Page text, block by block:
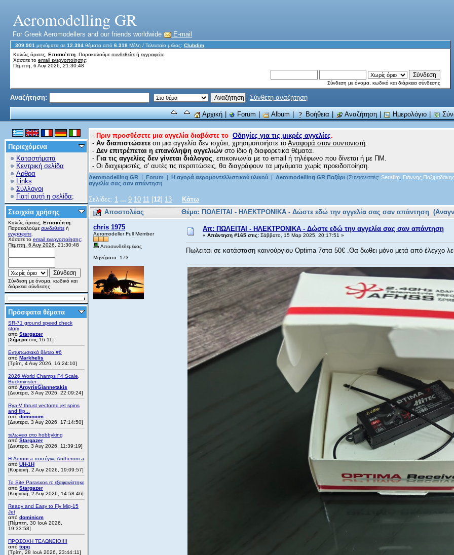
Aeromodelling GR
For Greek Aeromodellers and our friends worldwide E-mail
309.901 μηνύματα σε 12.394 θέματα από 6.318 Μέλη / Τελευταίο μέλος: Clubdim
Καλώς όρισες, Επισκέπτη . Παρακαλούμε συνδεθείτε ή εγγραφείτε
Χάσατε το email ενεργοποίησης;
Πέμπτη, 6 Αυγ 2026, 21:30:48
Σύνδεση με όνομα, κωδικό και διάρκεια σύνδεσης
Αναζήτηση: Σύνθετη αναζήτηση
Αρχική| Forum| Album| Βοήθεια| Αναζήτηση| Ημερολόγιο|
Περιεχόμενα
Καταστήματα
Κεντρική σελίδα
Αρθρα
Links
Σύλλογοι
Γιατί αυτή η σελίδα;
Στοιχεία χρήσης
Καλώς όρισες, Επισκέπτη
Παρακαλούμε συνδεθείτε ή
εγγραφείτε
Χάσατε το email ενεργοποίησης;
Πέμπτη, 6 Αυγ 2026, 21:30:48
Σύνδεση με όνομα, κωδικό και
διάρκεια σύνδεσης
Πρόσφατα θέματα
SR-71 ground speed check
story
από Stargazer
[Σήμερα στις 16:11]
Εντυπωσιακά βίντεο #6
από Markhelis
[Τρίτη, 4 Αυγ 2026, 16:24:10]
2026 World Champs F4 Scale,
Buckminster ...
από ArgyrisGiannetakis
[Δευτέρα, 3 Αυγ 2026, 22:09:24]
Rya-V thrust vectored jet spins
and flip...
από dominicm
[Δευτέρα, 3 Αυγ 2026, 17:14:50]
τελωνειο στο hobbyking
από Stargazer
[Δευτέρα, 3 Αυγ 2026, 11:39:19]
Η Aeronca που έγινε Antheronca
από UH-1H
[Κυριακή, 2 Αυγ 2026, 19:09:57]
Το Site Parasxos rc εξαφανίστηκε
από Stargazer
[Κυριακή, 2 Αυγ 2026, 14:58:46]
Ready and Easy to Fly Mig-15
Jet
από dominicm
[Πέμπτη, 30 Ιουλ 2026,
19:33:58]
ΠΡΟΣΟΧΗ ΤΕΛΩΝΕΙΟ!!!!
από topg
[Τρίτη, 28 Ιουλ 2026, 23:44:11]
- Πριν προσθέσετε μια αγγελία διαβάστε το Οδηγίες για τις μικρές αγγελίες.
- Αν διαπιστώσετε οτι μια αγγελία δεν ισχύει, χρησιμοποιήστε το Αναφορά στον συντονιστή
- Δεν επιτρέπεται η επανάληψη αγγελιών στο ίδιο ή διαφορετικά θέματα.
- Για τις αγγελίες δεν γίνεται διάλογος , επικοινωνία με το email ή τηλέφωνο που δίνεται ή με ΠΜ.
- Οι διαχειριστές, σ' αυτές τις περιπτώσεις, θα διαγράφουν τα μηνύματα χωρίς προειδοποίηση.
Aeromodelling GR | Forum | Η αγορά αερομοντελλιστικού υλικού | Aeromodelling GR Παζάρι (Συντονιστές: Serafim Γιάννης Παξιμαδάκης
αγγελία σας σαν απάντηση
Σελίδες: 1 ... 9 10 11 [12] 13 Κάτω
Αποστολέας
Θέμα: ΠΩΛΕΙΤΑΙ - ΗΛΕΚΤΡΟΝΙΚΑ - Δώστε εδώ την αγγελία σας σαν απάντηση
chris 1975
Aeromodeller Full Member
Αποσυνδεδεμένος
Μηνύματα: 173
Απ: ΠΩΛΕΙΤΑΙ - ΗΛΕΚΤΡΟΝΙΚΑ - Δώστε εδώ την αγγελία σας σαν απάντηση
« Απάντηση #165 στις: Σάββατο, 15 Μαρ 2025, 20:17:51 »
Πωλειται σε κατάσταση καινούργιου Optima 7στα 50€ .Θα δωθει μόνο μετά από έλεγχο